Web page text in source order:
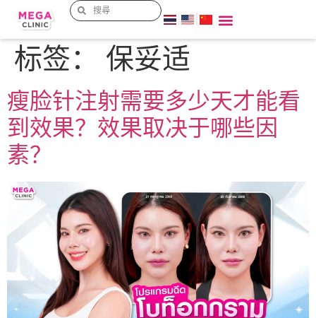
标签： 保妥适
瘦脸针注射需要多少天才能看
到效果？效果取决于哪些因
素？